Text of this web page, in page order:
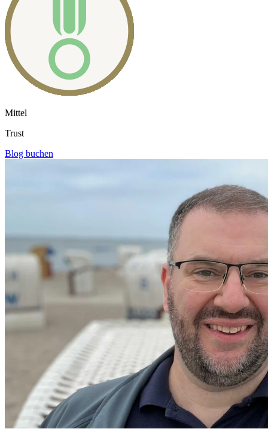
Mittel
Trust
Blog buchen